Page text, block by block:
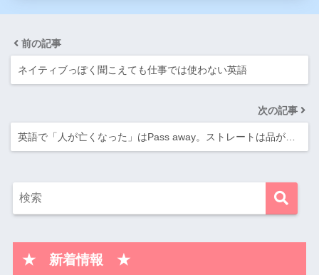
前の記事
ネイティブっぽく聞こえても仕事では使わない英語
次の記事
英語で「人が亡くなった」はPass away。ストレートは品が…
★ 新着情報 ★